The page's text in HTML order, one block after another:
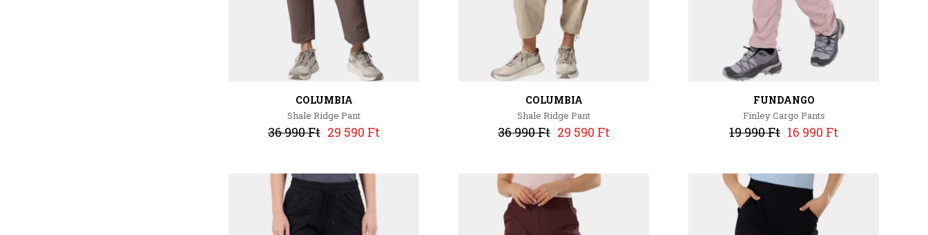
COLUMBIA
Shale Ridge Pant
36 990 Ft 29 590 Ft
COLUMBIA
Shale Ridge Pant
36 990 Ft 29 590 Ft
FUNDANGO
Finley Cargo Pants
19 990 Ft 16 990 Ft